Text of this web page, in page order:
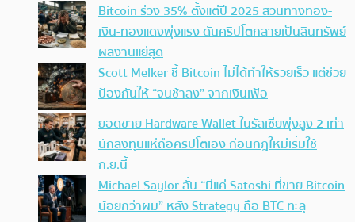
Bitcoin ร่วง 35% ตั้งแต่ปี 2025 สวนทางทอง-
เงิน-ทองแดงพุ่งแรง ดันคริปโตกลายเป็นสินทรัพย์
ผลงานแย่สุด
Scott Melker ชี้ Bitcoin ไม่ได้ทำให้รวยเร็ว แต่ช่วย
ป้องกันให้ “จนช้าลง” จากเงินเฟ้อ
ยอดขาย Hardware Wallet ในรัสเซียพุ่งสูง 2 เท่า
นักลงทุนแห่ถือคริปโตเอง ก่อนกฎใหม่เริ่มใช้
ก.ย.นี้
Michael Saylor ลั่น “มีแค่ Satoshi ที่ขาย Bitcoin
น้อยกว่าผม” หลัง Strategy ถือ BTC ทะลุ